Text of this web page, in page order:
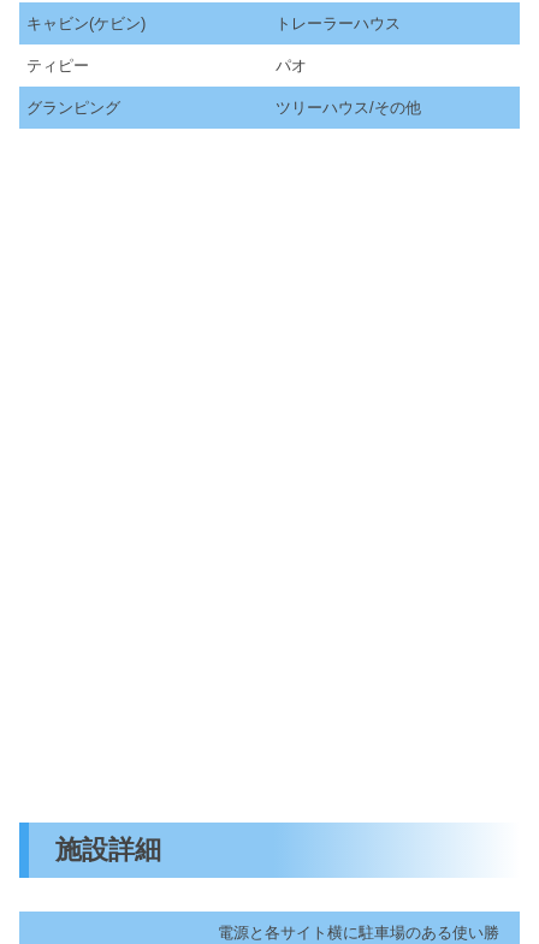
キャビン(ケビン) トレーラーハウス
ティピー パオ
グランピング ツリーハウス/その他
施設詳細
電源と各サイト横に駐車場のある使い勝